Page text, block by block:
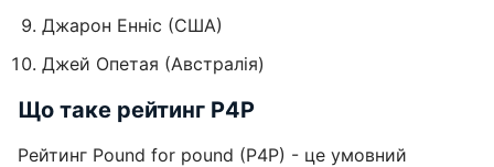
Джарон Енніс (США)
Джей Опетая (Австралія)
Що таке рейтинг P4P
Рейтинг Pound for pound (P4P) - це умовний